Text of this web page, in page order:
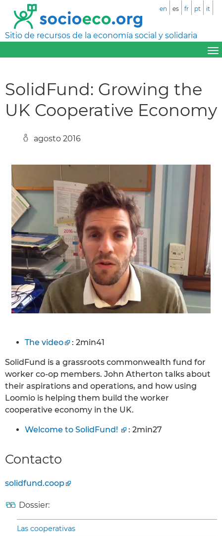
Sitio de recursos de la economía social y solidaria
en es fr pt it
SolidFund: Growing the
UK Cooperative Economy
agosto 2016
The video : 2min41
SolidFund is a grassroots commonwealth fund for
worker co-op members. John Atherton talks about
their aspirations and operations, and how using
Loomio is helping them build the worker
cooperative economy in the UK.
Welcome to SolidFund! : 2min27
Contacto
solidfund.coop
Dossier:
Las cooperativas